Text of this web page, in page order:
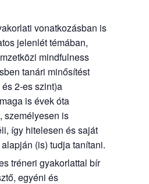
vonatkozásban is
jelenlét témában,
mindfulness
tanári minősítést
2-es szint)a
is évek óta
személyesen is
így hitelesen és saját
(is) tudja tanítani.
tréneri gyakorlattal bír
egyéni és